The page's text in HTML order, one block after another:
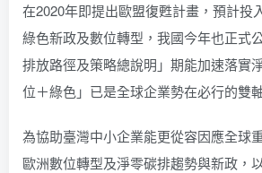
在2020年即提出歐盟復甦計畫，預計投
綠色新政及數位轉型，我國今年也正式
排放路徑及策略總說明」期能加速落實
位＋綠色」已是全球企業勢在必行的雙
為協助臺灣中小企業能更從容因應全球
歐洲數位轉型及淨零碳排趨勢與新政，